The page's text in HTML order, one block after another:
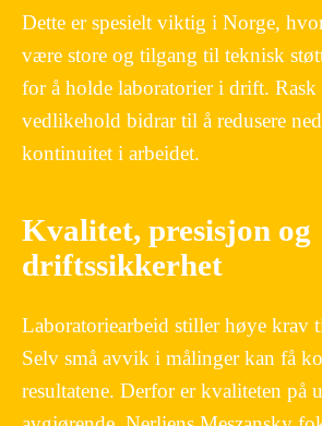
Dette er spesielt viktig i Norge,
være store og tilgang til teknisk
for å holde laboratorier i drift. Rask
vedlikehold bidrar til å redusere
kontinuitet i arbeidet.
Kvalitet, presisjon og
driftssikkerhet
Laboratoriearbeid stiller høye krav
Selv små avvik i målinger kan få
resultatene. Derfor er kvaliteten på